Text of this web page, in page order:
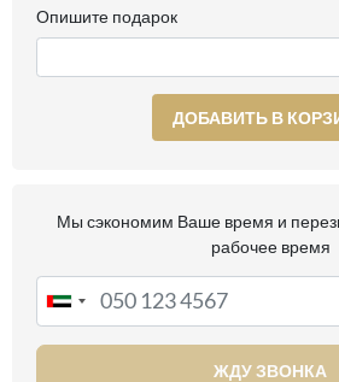
Опишите подарок
ДОБАВИТЬ В
Мы сэкономим Ваше время и
рабочее время
ЖДУ ЗВОНКА